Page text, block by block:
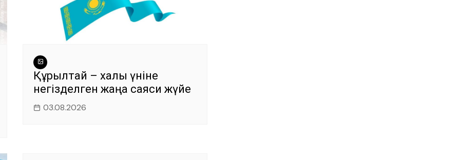
Құрылтай – халық үніне
негізделген жаңа саяси жүйе
03.08.2026